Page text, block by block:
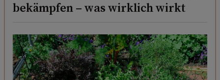
bekämpfen – was wirklich wirkt